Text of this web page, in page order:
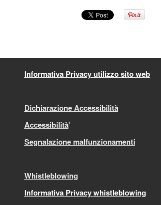
Informativa Privacy utilizzo sito web
Dichiarazione Accessibilità
Accessibilità'
Segnalazione malfunzionamenti
Whistleblowing
Informativa Privacy whistleblowing